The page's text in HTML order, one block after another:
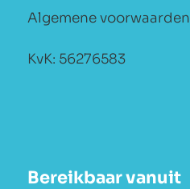
Algemene voorwaarden
KvK: 56276583
Bereikbaar vanuit